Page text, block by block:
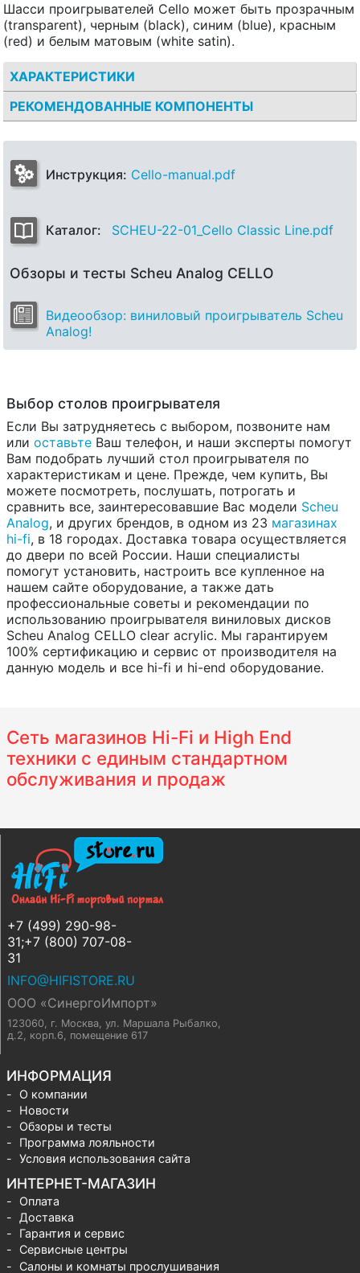
Шасси проигрывателей Cello может быть прозрачным
(transparent), черным (black), синим (blue), красным
(red) и белым матовым (white satin).
ХАРАКТЕРИСТИКИ
РЕКОМЕНДОВАННЫЕ КОМПОНЕНТЫ
Инструкция: Cello-manual.pdf
Каталог: SCHEU-22-01_Cello Classic Line.pdf
Обзоры и тесты Scheu Analog CELLO
Видеообзор: виниловый проигрыватель Scheu
Analog!
Выбор столов проигрывателя
Если Вы затрудняетесь с выбором, позвоните нам
или оставьте Ваш телефон, и наши эксперты помогут
Вам подобрать лучший стол проигрывателя по
характеристикам и цене. Прежде, чем купить, Вы
можете посмотреть, послушать, потрогать и
сравнить все, заинтересовавшие Вас модели Scheu
Analog, и других брендов, в одном из 23 магазинах
hi-fi, в 18 городах. Доставка товара осуществляется
до двери по всей России. Наши специалисты
помогут установить, настроить все купленное на
нашем сайте оборудование, а также дать
профессиональные советы и рекомендации по
использованию проигрывателя виниловых дисков
Scheu Analog CELLO clear acrylic. Мы гарантируем
100% сертификацию и сервис от производителя на
данную модель и все hi-fi и hi-end оборудование.
Сеть магазинов Hi-Fi и High End
техники с единым стандартном
обслуживания и продаж
+7 (499) 290-98-
31;+7 (800) 707-08-
31
INFO@HIFISTORE.RU
ООО «СинергоИмпорт»
123060, г. Москва, ул. Маршала Рыбалко,
д.2, корп.6, помещение 617
ИНФОРМАЦИЯ
О компании
Новости
Обзоры и тесты
Программа лояльности
Условия использования сайта
ИНТЕРНЕТ-МАГАЗИН
Оплата
Доставка
Гарантия и сервис
Сервисные центры
Салоны и комнаты прослушивания